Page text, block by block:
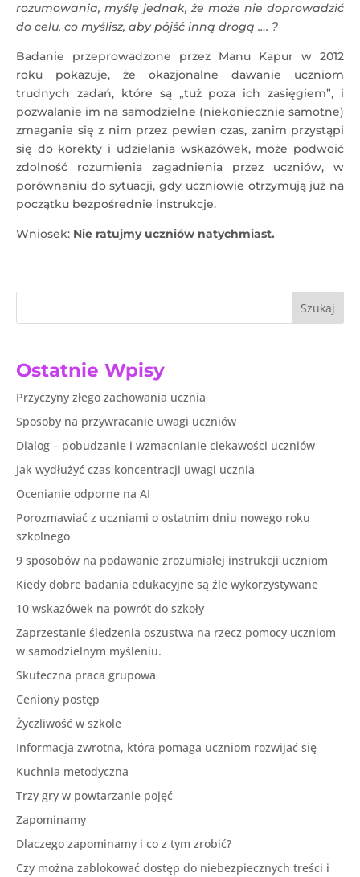
rozumowania, myślę jednak, że może nie doprowadzić
do celu, co myślisz, aby pójść inną drogą …. ?
Badanie przeprowadzone przez Manu Kapur w 2012
roku pokazuje, że okazjonalne dawanie uczniom
trudnych zadań, które są „tuż poza ich zasięgiem”, i
pozwalanie im na samodzielne (niekoniecznie samotne)
zmaganie się z nim przez pewien czas, zanim przystąpi
się do korekty i udzielania wskazówek, może podwoić
zdolność rozumienia zagadnienia przez uczniów, w
porównaniu do sytuacji, gdy uczniowie otrzymują już na
początku bezpośrednie instrukcje.
Wniosek: Nie ratujmy uczniów natychmiast.
Szukaj
Ostatnie Wpisy
Przyczyny złego zachowania ucznia
Sposoby na przywracanie uwagi uczniów
Dialog – pobudzanie i wzmacnianie ciekawości uczniów
Jak wydłużyć czas koncentracji uwagi ucznia
Ocenianie odporne na AI
Porozmawiać z uczniami o ostatnim dniu nowego roku
szkolnego
9 sposobów na podawanie zrozumiałej instrukcji uczniom
Kiedy dobre badania edukacyjne są źle wykorzystywane
10 wskazówek na powrót do szkoły
Zaprzestanie śledzenia oszustwa na rzecz pomocy uczniom
w samodzielnym myśleniu.
Skuteczna praca grupowa
Ceniony postęp
Życzliwość w szkole
Informacja zwrotna, która pomaga uczniom rozwijać się
Kuchnia metodyczna
Trzy gry w powtarzanie pojęć
Zapominamy
Dlaczego zapominamy i co z tym zrobić?
Czy można zablokować dostęp do niebezpiecznych treści i